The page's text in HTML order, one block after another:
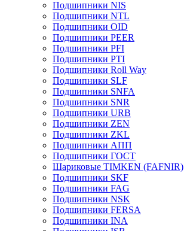
Подшипники NIS
Подшипники NTL
Подшипники OID
Подшипники PEER
Подшипники PFI
Подшипники PTI
Подшипники Roll Way
Подшипники SLF
Подшипники SNFA
Подшипники SNR
Подшипники URB
Подшипники ZEN
Подшипники ZKL
Подшипники АПП
Подшипники ГОСТ
Шариковые ТІMKEN (FAFNIR)
Подшипники SKF
Подшипники FAG
Подшипники NSK
Подшипники FERSA
Подшипники INA